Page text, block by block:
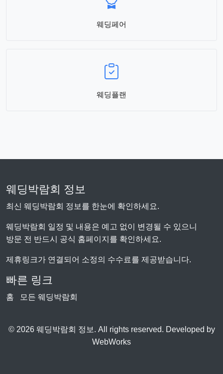
웨딩페어
웨딩플랜
웨딩박람회 정보
최신 웨딩박람회 정보를 한눈에 확인하세요.
웨딩박람회 일정 및 내용은 예고 없이 변경될 수 있으니
방문 전 반드시 공식 홈페이지를 확인하세요.
제휴링크가 연결되어 소정의 수수료를 제공받습니다.
빠른 링크
홈 모든 웨딩박람회
© 2026 웨딩박람회 정보. All rights reserved. Developed by
WebWorks